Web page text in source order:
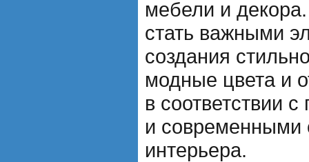
мебели и
стать важными
создания
модные цвета и
в соответствии
и современными
интерьера.